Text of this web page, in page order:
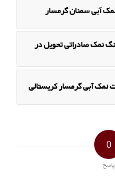
آبی سمنان گرمسار
نمک صادراتی تحویل در
آبی گرمسار کریستالی
0
پاسخ